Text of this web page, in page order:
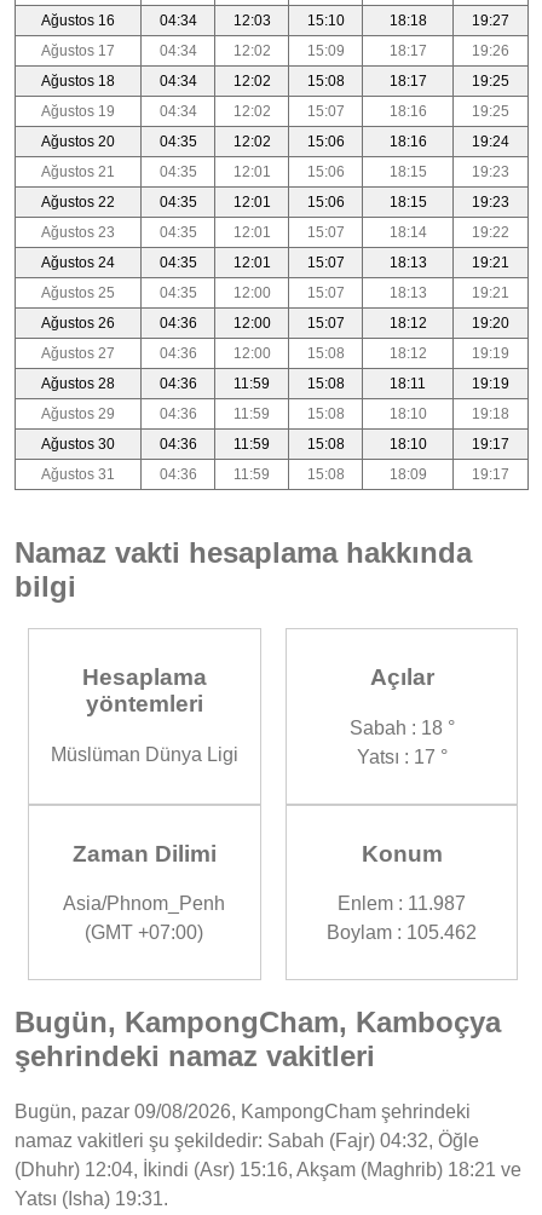
Ağustos 16
04:34 12:03 15:10 18:18
19:27
Ağustos 17
04:34 12:02 15:09 18:17
19:26
Ağustos 18
04:34 12:02 15:08 18:17
19:25
Ağustos 19
04:34 12:02 15:07 18:16
19:25
Ağustos 20
04:35 12:02 15:06 18:16
19:24
Ağustos 21
04:35 12:01 15:06 18:15
19:23
Ağustos 22
04:35 12:01 15:06 18:15
19:23
Ağustos 23
04:35 12:01 15:07 18:14
19:22
Ağustos 24
04:35 12:01 15:07 18:13
19:21
Ağustos 25
04:35 12:00 15:07 18:13
19:21
Ağustos 26
04:36 12:00 15:07 18:12
19:20
Ağustos 27
04:36 12:00 15:08 18:12
19:19
Ağustos 28
04:36 11:59 15:08 18:11
19:19
Ağustos 29
04:36 11:59 15:08 18:10
19:18
Ağustos 30
04:36 11:59 15:08 18:10
19:17
Ağustos 31
04:36 11:59 15:08 18:09 19:17
Namaz vakti hesaplama hakkında
bilgi
Hesaplama
yöntemleri
Müslüman Dünya Ligi
Açılar
Sabah : 18 °
Yatsı : 17 °
Zaman Dilimi
Asia/Phnom_Penh
(GMT +07:00)
Konum
Enlem : 11.987
Boylam : 105.462
Bugün, KampongCham, Kamboçya
şehrindeki namaz vakitleri
Bugün, pazar 09/08/2026, KampongCham şehrindeki
namaz vakitleri şu şekildedir: Sabah (Fajr) 04:32, Öğle
(Dhuhr) 12:04, İkindi (Asr) 15:16, Akşam (Maghrib) 18:21 ve
Yatsı (Isha) 19:31.